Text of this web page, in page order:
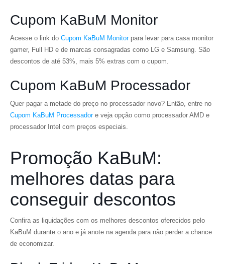
Cupom KaBuM Monitor
Acesse o link do Cupom KaBuM Monitorpara levar para casa monitor
gamer, Full HD e de marcas consagradas como LG e Samsung. São
descontos de até 53%, mais 5% extras com o cupom.
Cupom KaBuM Processador
Quer pagar a metade do preço no processador novo? Então, entre no
Cupom KaBuM Processadore veja opção como processador AMD e
processador Intel com preços especiais.
Promoção KaBuM:
melhores datas para
conseguir descontos
Confira as liquidações com os melhores descontos oferecidos pelo
KaBuM durante o ano e já anote na agenda para não perder a chance
de economizar.